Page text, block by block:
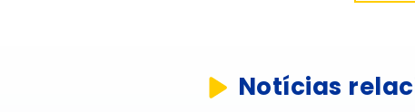
Notícias